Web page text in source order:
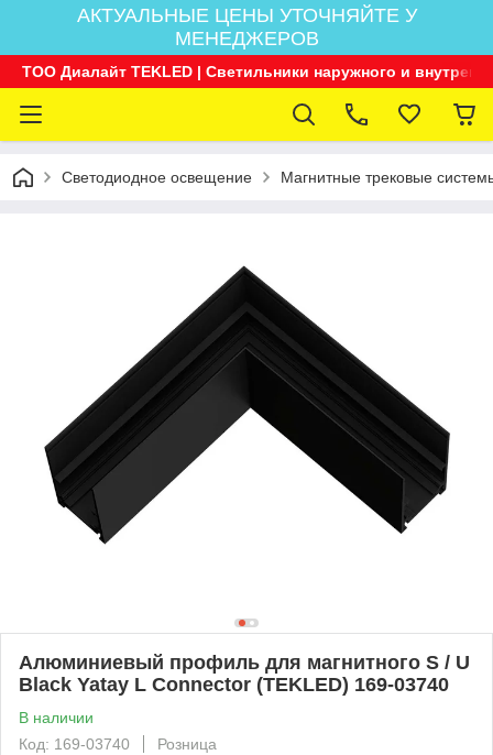
АКТУАЛЬНЫЕ ЦЕНЫ УТОЧНЯЙТЕ У
МЕНЕДЖЕРОВ
ТОО Диалайт TEKLED | Светильники наружного и
Светодиодное освещение Магнитные трековые
Алюминиевый профиль для магнитного S / U
Black Yatay L Connector (TEKLED) 169-03740
В наличии
Код: 169-03740
Розница